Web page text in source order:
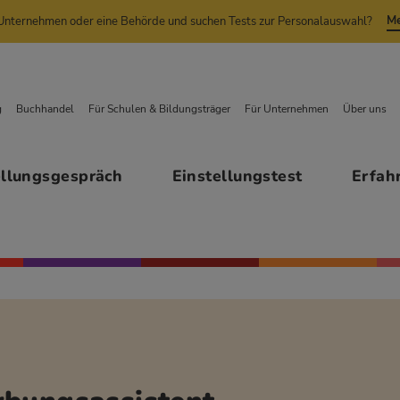
oder eine Behörde und suchen Tests zur Personalauswahl?
Einstellungstest
Buchhandel Für Schulen & Bildungsträger Für Unternehmen Über uns